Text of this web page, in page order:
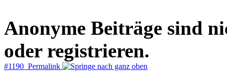
Anonyme Beiträge sind
oder registrieren.
#1190 Permalink